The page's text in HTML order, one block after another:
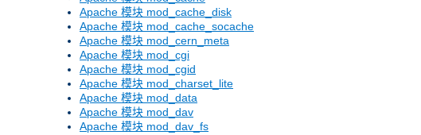
Apache 模块 mod_cache_disk
Apache 模块 mod_cache_socache
Apache 模块 mod_cern_meta
Apache 模块 mod_cgi
Apache 模块 mod_cgid
Apache 模块 mod_charset_lite
Apache 模块 mod_data
Apache 模块 mod_dav
Apache 模块 mod_dav_fs